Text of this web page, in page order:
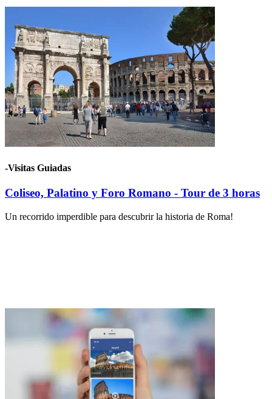
-Visitas Guiadas
Coliseo, Palatino y Foro Romano - Tour de 3 horas
Un recorrido imperdible para descubrir la historia de Roma!